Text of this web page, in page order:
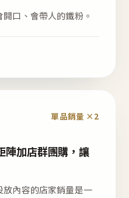
口、會帶人的鐵粉。
單品銷量 ×2
加店群團購，讓
放內容的店家銷量是一